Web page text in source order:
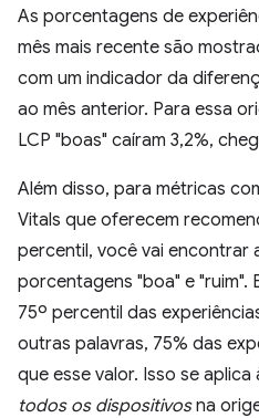
As porcentagens de
mês mais recente são
com um indicador da
ao mês anterior. Para essa
LCP "boas" caíram 3,2%,
Além disso, para métricas
Vitals que oferecem
percentil, você vai encontrar
porcentagens "boa" e "ruim".
75º percentil das
outras palavras, 75% das
que esse valor. Isso se
todos os dispositivosna